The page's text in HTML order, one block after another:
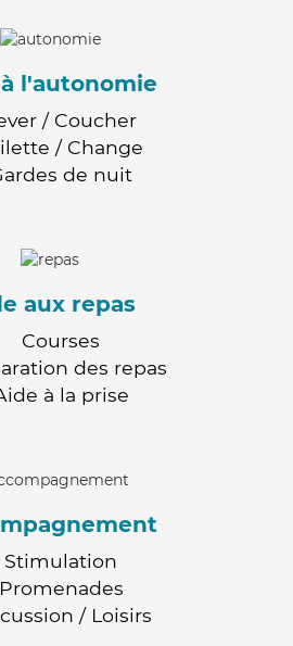
l'autonomie
/ Coucher
/ Change
de nuit
aux repas
Courses
des repas
à la prise
Stimulation
Promenades
/ Loisirs